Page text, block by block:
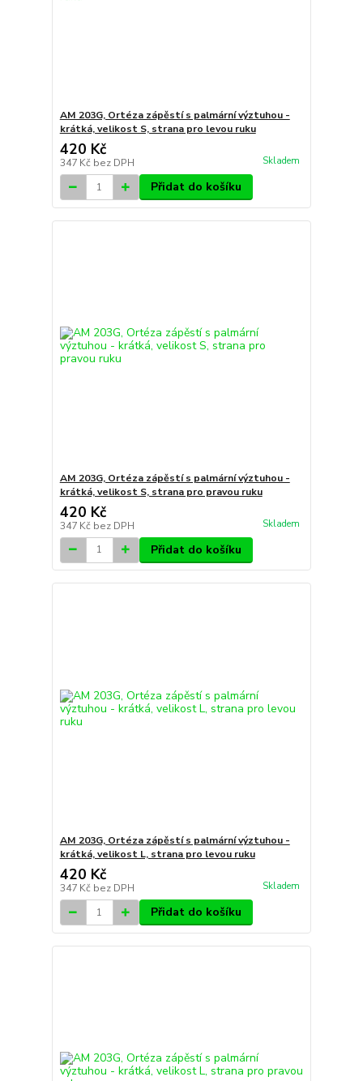
AM 203G, Ortéza zápěstí s palmární výztuhou -
krátká, velikost S, strana pro levou ruku
420 Kč
347 Kč bez DPH Skladem
Přidat do košíku
AM 203G, Ortéza zápěstí s palmární výztuhou -
krátká, velikost S, strana pro pravou ruku
420 Kč
347 Kč bez DPH Skladem
Přidat do košíku
AM 203G, Ortéza zápěstí s palmární výztuhou -
krátká, velikost L, strana pro levou ruku
420 Kč
347 Kč bez DPH Skladem
Přidat do košíku